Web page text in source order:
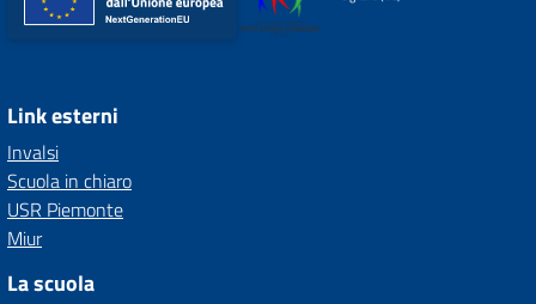
Link esterni
Invalsi
Scuola in chiaro
USR Piemonte
Miur
La scuola